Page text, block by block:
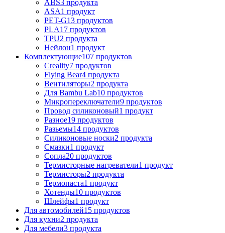
ABS3 продукта
ASA1 продукт
PET-G13 продуктов
PLA17 продуктов
TPU2 продукта
Нейлон1 продукт
Комплектующие107 продуктов
Creality7 продуктов
Flying Bear4 продукта
Вентиляторы2 продукта
Для Bambu Lab10 продуктов
Микропереключатели9 продуктов
Провод силиконовый1 продукт
Разное19 продуктов
Разьемы14 продуктов
Силиконовые носки2 продукта
Смазки1 продукт
Сопла20 продуктов
Термисторные нагреватели1 продукт
Термисторы2 продукта
Термопаста1 продукт
Хотенды10 продуктов
Шлейфы1 продукт
Для автомобилей15 продуктов
Для кухни2 продукта
Для мебели3 продукта